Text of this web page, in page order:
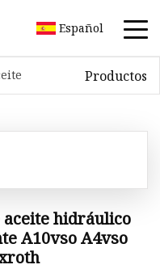
Español
Productos
aceite hidráulico
A10vso A4vso